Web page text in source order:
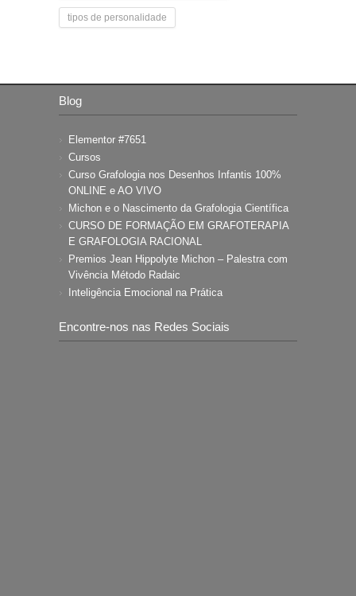
tipos de personalidade
Blog
Elementor #7651
Cursos
Curso Grafologia nos Desenhos Infantis 100%
ONLINE e AO VIVO
Michon e o Nascimento da Grafologia Científica
CURSO DE FORMAÇÃO EM GRAFOTERAPIA
E GRAFOLOGIA RACIONAL
Premios Jean Hippolyte Michon – Palestra com
Vivência Método Radaic
Inteligência Emocional na Prática
Encontre-nos nas Redes Sociais